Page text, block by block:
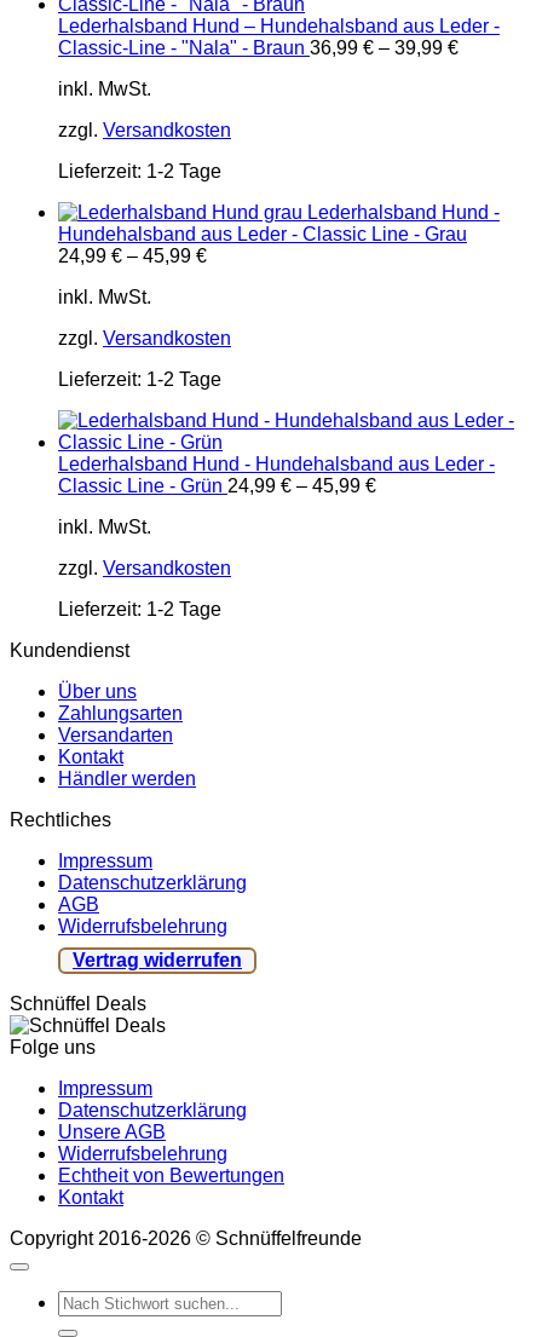
Lederhalsband Hund – Hundehalsband aus Leder -
Classic-Line - "Nala" - Braun 36,99 € – 39,99 €
inkl. MwSt.
zzgl. Versandkosten
Lieferzeit: 1-2 Tage
Lederhalsband Hund -
Hundehalsband aus Leder - Classic Line - Grau
24,99 € – 45,99 €
inkl. MwSt.
zzgl. Versandkosten
Lieferzeit: 1-2 Tage
Lederhalsband Hund - Hundehalsband aus Leder -
Classic Line - Grün 24,99 € – 45,99 €
inkl. MwSt.
zzgl. Versandkosten
Lieferzeit: 1-2 Tage
Kundendienst
Über uns
Zahlungsarten
Versandarten
Kontakt
Händler werden
Rechtliches
Impressum
Datenschutzerklärung
AGB
Widerrufsbelehrung
Vertrag widerrufen
Schnüffel Deals
Folge uns
Impressum
Datenschutzerklärung
Unsere AGB
Widerrufsbelehrung
Echtheit von Bewertungen
Kontakt
Copyright 2016-2026 © Schnüffelfreunde
Suchen
nach: